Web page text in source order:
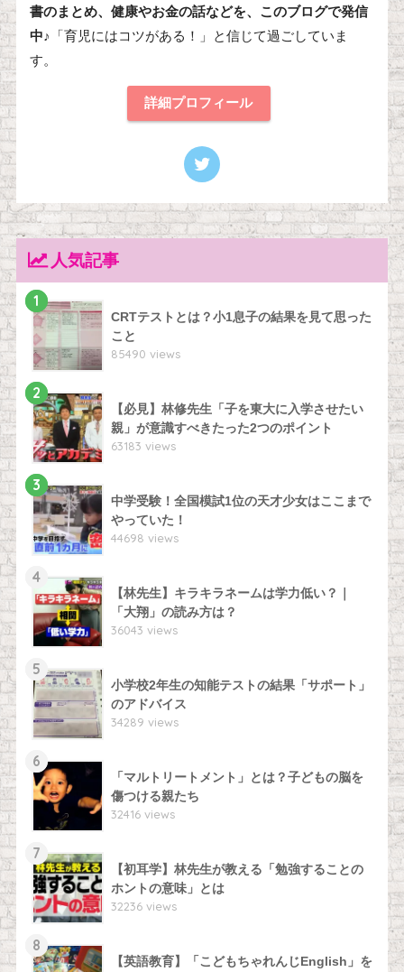
書のまとめ、健康やお金の話などを、このブログで発信
中♪
「育児にはコツがある！」と信じて過ごしていま
す。
詳細プロフィール
人気記事
1
CRTテストとは？小1息子の結果を見て思った
こと
85490 views
2
【必見】林修先生「子を東大に入学させたい
親」が意識すべきたった2つのポイント
63183 views
3
中学受験！全国模試1位の天才少女はここまで
やっていた！
44698 views
4
【林先生】キラキラネームは学力低い？｜
「大翔」の読み方は？
36043 views
5
小学校2年生の知能テストの結果「サポート」
のアドバイス
34289 views
6
「マルトリートメント」とは？子どもの脳を
傷つける親たち
32416 views
7
【初耳学】林先生が教える「勉強することの
ホントの意味」とは
32236 views
8
【英語教育】「こどもちゃれんじEnglish」を